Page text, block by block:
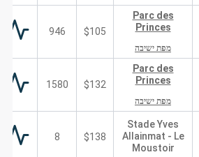
Parc des
Princes
מפת ישיבה
$105
946
Parc des
Princes
מפת ישיבה
$132
1580
Stade Yves
Allainmat - Le
Moustoir
$138
8